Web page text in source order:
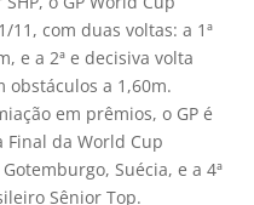
com duas voltas: a 1ª
e a 2ª e decisiva volta
obstáculos a 1,60m.
em prêmios, o GP é
da World Cup
Suécia, e a 4ª
Sênior Top.